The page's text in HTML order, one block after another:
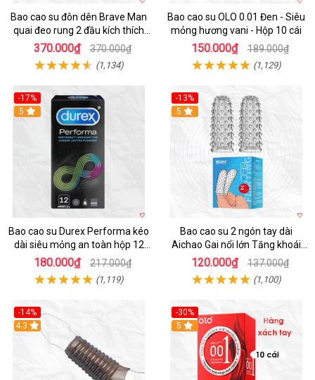
Bao cao su đôn dên Brave Man
quai đeo rung 2 đầu kích thích
mạnh
370.000₫ 370.000₫
(1,134)
Bao cao su OLO 0.01 Đen - Siêu
mỏng hương vani - Hộp 10 cái
150.000₫ 189.000₫
(1,129)
-17%
Hot
5
Bao cao su Durex Performa kéo
dài siêu mỏng an toàn hộp 12
cái
180.000₫ 217.000₫
(1,119)
-13%
5
Bao cao su 2 ngón tay dài
Aichao Gai nổi lớn Tăng khoái
cảm
120.000₫ 137.000₫
(1,100)
-14%
4.3
-30%
5